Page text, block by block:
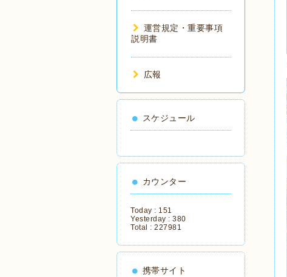
運営規定・重要事項
説明書
広報
スケジュール
カウンター
Today : 151
Yesterday : 380
Total : 227981
携帯サイト